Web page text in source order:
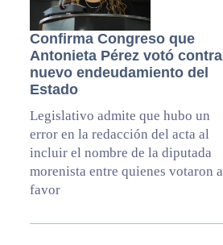
Confirma Congreso que
Antonieta Pérez votó contra
nuevo endeudamiento del
Estado
Legislativo admite que hubo un
error en la redacción del acta al
incluir el nombre de la diputada
morenista entre quienes votaron a
favor